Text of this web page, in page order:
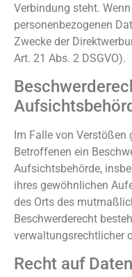
Verbindung steht.
personenbezogenen
Zwecke der
Art. 21 Abs. 2 DSGVO).
Im Falle von Verstößen
Betroffenen ein
Aufsichtsbehörde,
ihres gewöhnlichen
des Orts des
Beschwerderecht
verwaltungsrechtlicher
Recht auf